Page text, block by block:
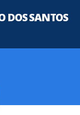
DOS SANTOS